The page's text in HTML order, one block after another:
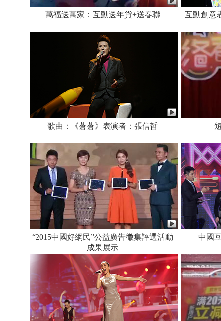
萬福送萬家：互動送年貨+送春聯 互動創意
歌曲：《蒼蒼》表演者：張信哲
“2015中國好網民”公益廣告徵集評選活動
成果展示
中國